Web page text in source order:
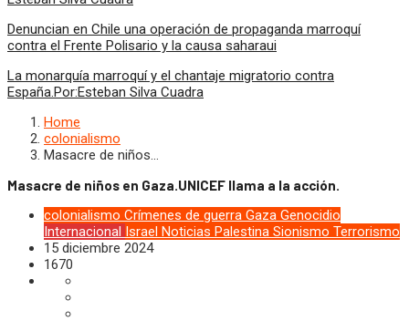
Denuncian en Chile una operación de propaganda marroquí
contra el Frente Polisario y la causa saharaui
La monarquía marroquí y el chantaje migratorio contra
España.Por:Esteban Silva Cuadra
Home
colonialismo
Masacre de niños…
Masacre de niños en Gaza.UNICEF llama a la acción.
colonialismo Crímenes de guerra Gaza Genocidio
Internacional Israel Noticias Palestina Sionismo Terrorismo
15 diciembre 2024
1670